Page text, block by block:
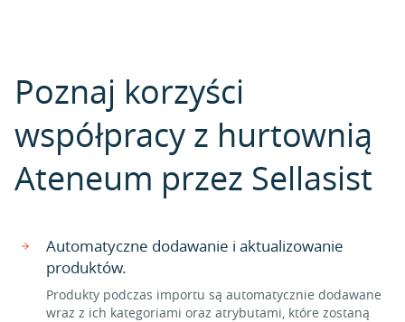
Poznaj korzyści
współpracy z hurtownią
Ateneum przez Sellasist
Automatyczne dodawanie i aktualizowanie
produktów.
Produkty podczas importu są automatycznie dodawane
wraz z ich kategoriami oraz atrybutami, które zostaną